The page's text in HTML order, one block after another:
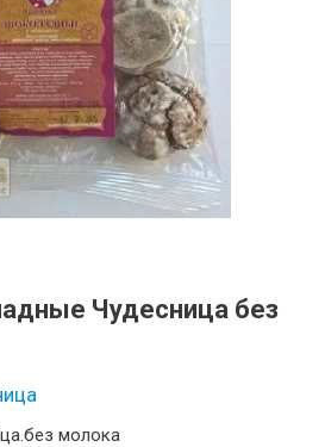
Чудесница без
молока